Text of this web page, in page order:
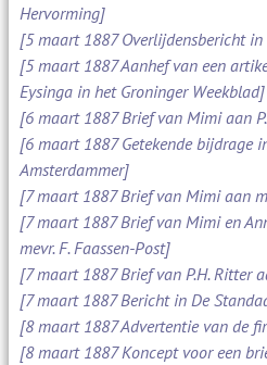
Hervorming]
[5 maart 1887 Overlijdensbericht
[5 maart 1887 Aanhef van een
Eysinga in het Groninger Weekblad]
[6 maart 1887 Brief van Mimi aan
[6 maart 1887 Getekende bijdrage
Amsterdammer]
[7 maart 1887 Brief van Mimi aan
[7 maart 1887 Brief van Mimi en
mevr. F. Faassen-Post]
[7 maart 1887 Brief van P.H. Ritter
[7 maart 1887 Bericht in De
[8 maart 1887 Advertentie van de
[8 maart 1887 Koncept voor een